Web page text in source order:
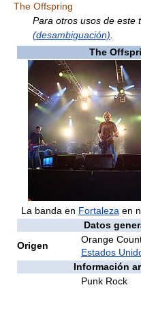
The Offspring
Para otros usos de este
(desambiguación)
The
La banda en Fortaleza en
Datos
Origen
Orange
Estados
Información
Punk Rock